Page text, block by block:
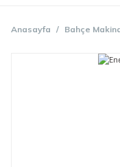
Anasayfa Bahçe